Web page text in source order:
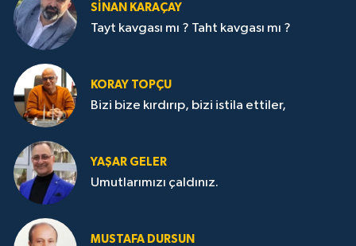
SİNAN KARAÇAY
Tayt kavgası mı ? Taht kavgası mı ?
KORAY TOPÇU
Bizi bize kırdırıp, bizi istila ettiler,
YAŞAR GELER
Umutlarımızı çaldınız.
MUSTAFA DURSUN